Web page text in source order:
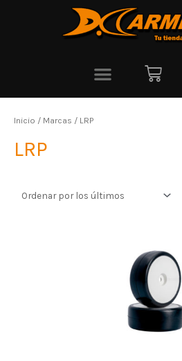
Inicio / Marcas / LRP
LRP